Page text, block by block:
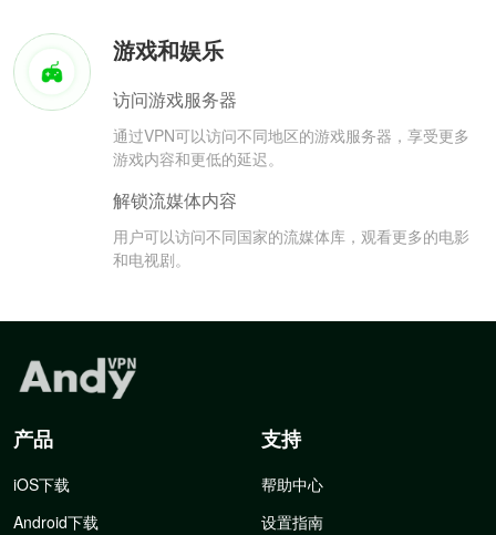
游戏和娱乐
访问游戏服务器
通过VPN可以访问不同地区的游戏服务器，享受更多
游戏内容和更低的延迟。
解锁流媒体内容
用户可以访问不同国家的流媒体库，观看更多的电影
和电视剧。
产品
iOS下载
Android下载
支持
帮助中心
设置指南